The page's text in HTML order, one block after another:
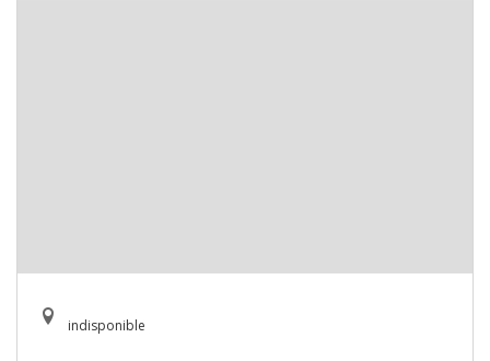
indisponible